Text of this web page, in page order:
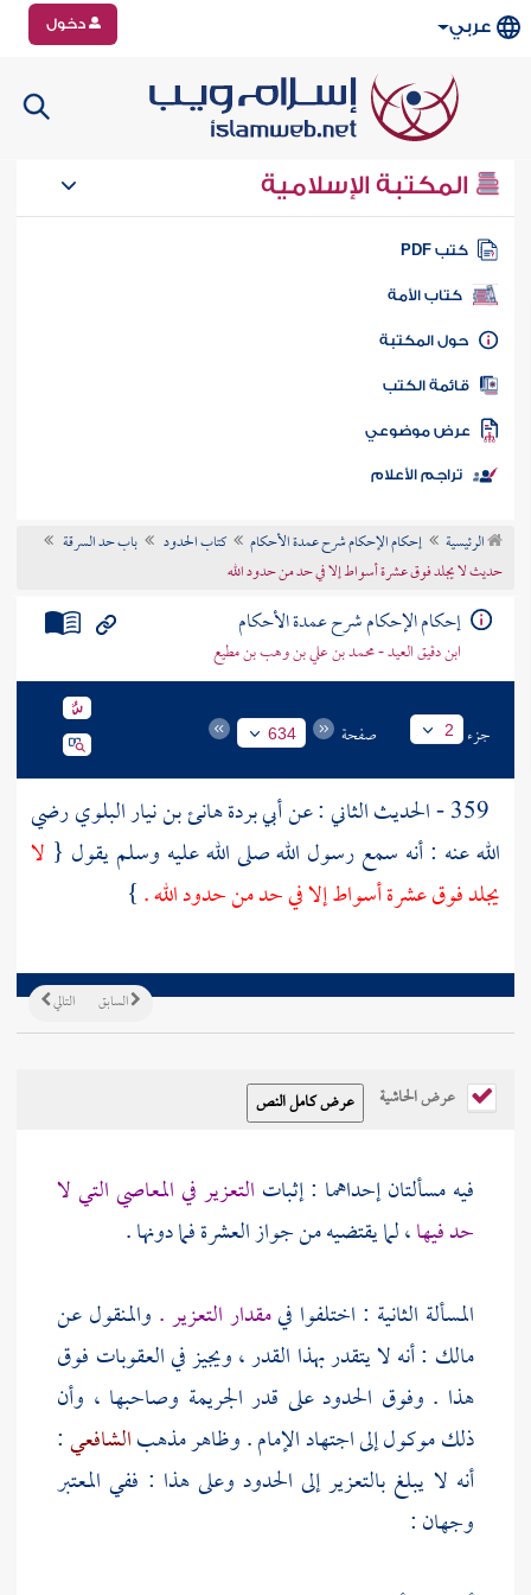
عربي دخول
المكتبة الإسلامية
كتب PDF
كتاب الأمة
المكتبة
الكتب
موضوعي
تراجم الأعلام
الرئيسية إحكام الإحكام شرح عمدة الأحكام كتاب الحدود
باب حد السرقة
حديث لا يجلد فوق عشرة أسواط إلا في حد من حدود الله
إحكام الإحكام شرح عمدة الأحكام
ابن دقيق العيد - محمد بن علي بن وهب بن مطيع
جزء 2 صفحة 634
أبي بردة هانئ بن نيار البلويرضي
الله عنه : أنه سمع رسول الله صلى الله عليه وسلم يقول { لا
يجلد فوق عشرة أسواط إلا في حد من حدود الله .}
التالي السابق
عرض الحاشية
فيه مسألتان إحداهما : إثبات التعزير في المعاصي التي لا
حد فيها، لما يقتضيه من جواز العشرة فما دونها .
المسألة الثانية : اختلفوا فيمقدار التعزير . والمنقول عن
مالك : أنه لا يتقدر بهذا القدر ، ويجيز في العقوبات فوق
هذا . وفوق الحدود على قدر الجريمة وصاحبها ، وأن
ذلك موكول إلى اجتهاد الإمام . وظاهر مذهبالشافعي:
أنه لا يبلغ بالتعزير إلى الحدود وعلى هذا : ففي المعتبر
وجهان :